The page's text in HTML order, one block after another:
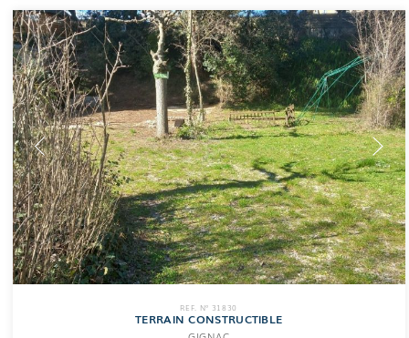
REF. N° 31830
TERRAIN CONSTRUCTIBLE